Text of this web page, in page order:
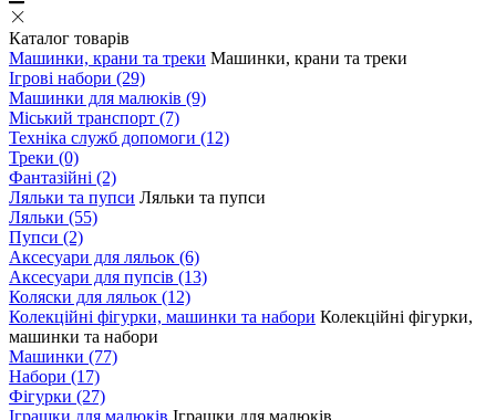
Каталог товарів
Машинки, крани та треки Машинки, крани та треки
Ігрові набори (29)
Машинки для малюків (9)
Міський транспорт (7)
Техніка служб допомоги (12)
Треки (0)
Фантазійні (2)
Ляльки та пупси Ляльки та пупси
Ляльки (55)
Пупси (2)
Аксесуари для ляльок (6)
Аксесуари для пупсів (13)
Коляски для ляльок (12)
Колекційні фігурки, машинки та набори Колекційні фігурки,
машинки та набори
Машинки (77)
Набори (17)
Фігурки (27)
Іграшки для малюків Іграшки для малюків